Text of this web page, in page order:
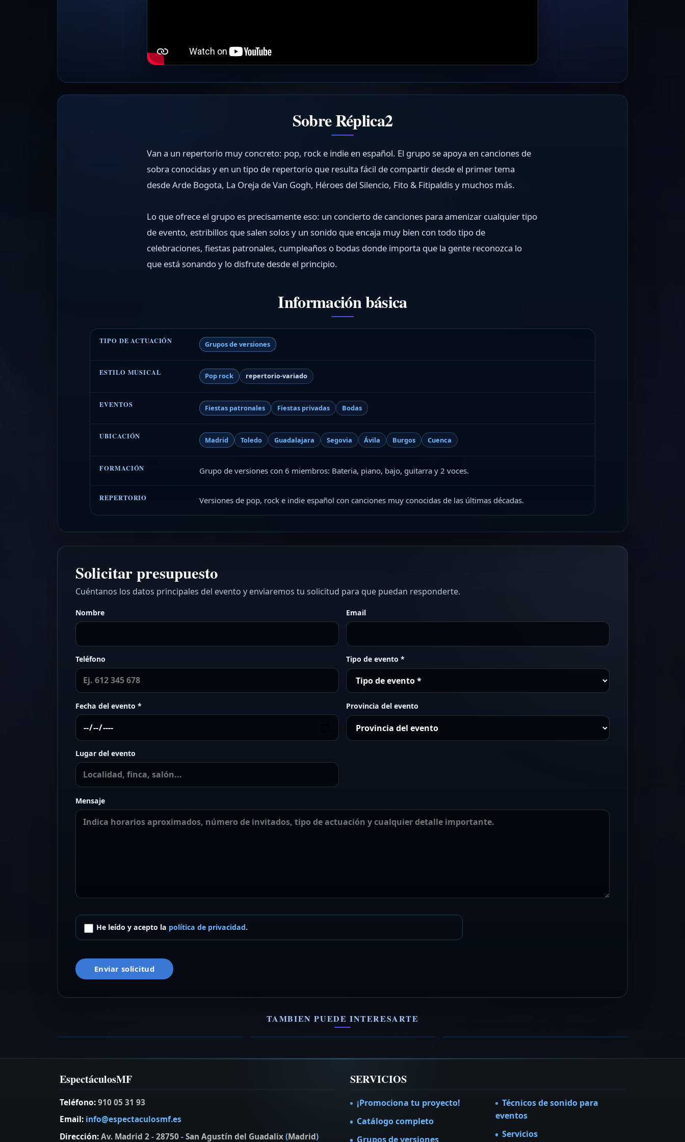
Sobre Réplica2
Van a un repertorio muy concreto: pop, rock e indie en español. El grupo se apoya en canciones de
sobra conocidas y en un tipo de repertorio que resulta fácil de compartir desde el primer tema
desde Arde Bogota, La Oreja de Van Gogh, Héroes del Silencio, Fito & Fitipaldis y muchos más.
Lo que ofrece el grupo es precisamente eso: un concierto de canciones para amenizar cualquier tipo
de evento, estribillos que salen solos y un sonido que encaja muy bien con todo tipo de
celebraciones, fiestas patronales, cumpleaños o bodas donde importa que la gente reconozca lo
que está sonando y lo disfrute desde el principio.
Información básica
TIPO DE ACTUACIÓN Grupos de versiones
ESTILO MUSICAL Pop rock repertorio-variado
EVENTOS Fiestas patronales Fiestas privadas Bodas
UBICACIÓN Madrid Toledo Guadalajara Segovia Ávila Burgos Cuenca
FORMACIÓN Grupo de versiones con 6 miembros: Bateria, piano, bajo, guitarra y 2 voces.
REPERTORIO Versiones de pop, rock e indie español con canciones muy conocidas de las últimas décadas.
Solicitar presupuesto
Cuéntanos los datos principales del evento y enviaremos tu solicitud para que puedan responderte.
Nombre Email
Teléfono Tipo de evento *
Fecha del evento * Provincia del evento
Lugar del evento
Mensaje
He leído y acepto la política de privacidad.
Enviar solicitud
TAMBIEN PUEDE INTERESARTE
Dave Niza Cover Band Anonimous Rock Trip
EspectáculosMF
Teléfono:910 05 31 93
Email: info@espectaculosmf.es
Dirección:Av. Madrid 2-28750-San Agustín del Guadalix(Madrid)
SERVICIOS
¡Promociona tu proyecto!
Catálogo completo
Grupos de versiones
Técnicos de sonido para
eventos
Servicios